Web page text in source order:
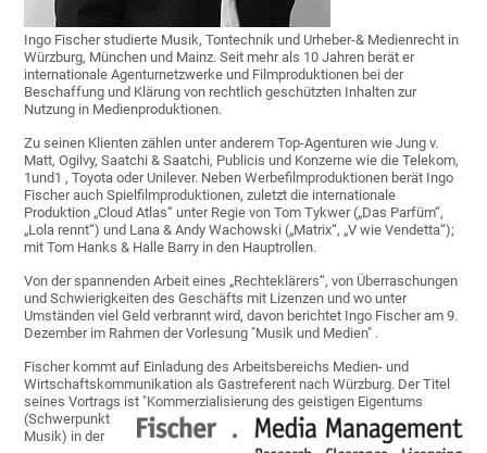
Ingo Fischer studierte Musik, Tontechnik und Urheber-& Medienrecht in
Würzburg, München und Mainz. Seit mehr als 10 Jahren berät er
internationale Agenturnetzwerke und Filmproduktionen bei der
Beschaffung und Klärung von rechtlich geschützten Inhalten zur
Nutzung in Medienproduktionen.
Zu seinen Klienten zählen unter anderem Top-Agenturen wie Jung v.
Matt, Ogilvy, Saatchi & Saatchi, Publicis und Konzerne wie die Telekom,
1und1 , Toyota oder Unilever. Neben Werbefilmproduktionen berät Ingo
Fischer auch Spielfilmproduktionen, zuletzt die internationale
Produktion „Cloud Atlas“ unter Regie von Tom Tykwer („Das Parfüm“,
„Lola rennt“) und Lana & Andy Wachowski („Matrix“, „V wie Vendetta“);
mit Tom Hanks & Halle Barry in den Hauptrollen.
Von der spannenden Arbeit eines „Rechteklärers“, von Überraschungen
und Schwierigkeiten des Geschäfts mit Lizenzen und wo unter
Umständen viel Geld verbrannt wird, davon berichtet Ingo Fischer am 9.
Dezember im Rahmen der Vorlesung "Musik und Medien" .
Fischer kommt auf Einladung des Arbeitsbereichs Medien- und
Wirtschaftskommunikation als Gastreferent nach Würzburg. Der Titel
seines Vortrags ist "Kommerzialisierung des geistigen Eigentums
(Schwerpunkt
Musik) in der